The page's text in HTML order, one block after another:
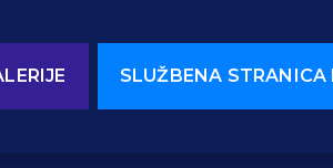
SLUŽBENA STRANICA